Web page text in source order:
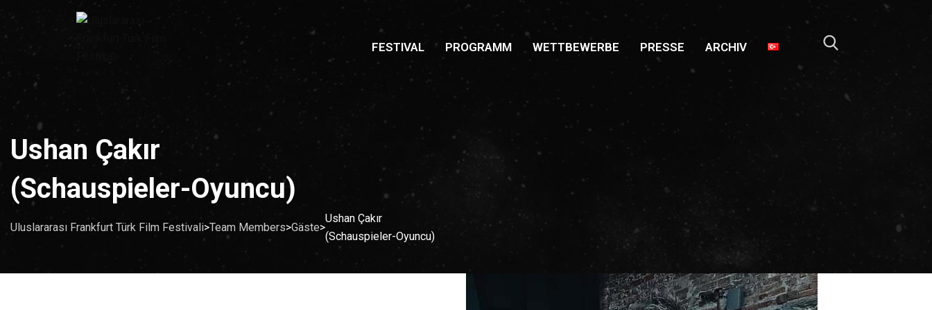
FESTIVAL PROGRAMM WETTBEWERBE PRESSE ARCHIV
Ushan Çakır
(Schauspieler-Oyuncu)
Uluslararası Frankfurt Türk Film Festivali>Team Members>Gäste>
Ushan Çakır
(Schauspieler-Oyuncu)